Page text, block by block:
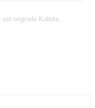
set originele Kubota…